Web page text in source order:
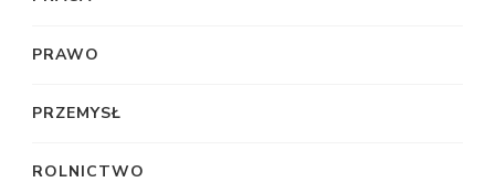
PRAWO
PRZEMYSŁ
ROLNICTWO